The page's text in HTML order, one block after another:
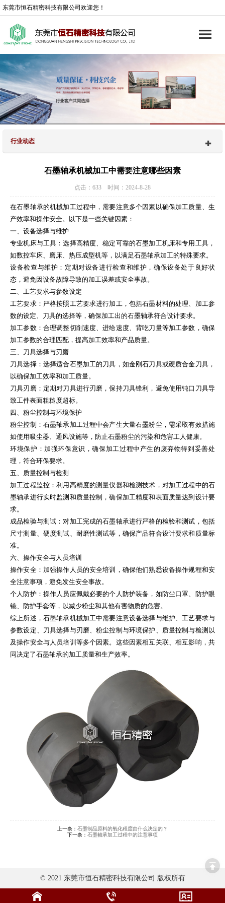
东莞市恒石精密科技有限公司欢迎您！
行业动态
石墨轴承机械加工中需要注意哪些因素
点击：633 时间：2024-8-28
在石墨轴承的机械加工过程中，需要注意多个因素以确保加工质量、生
产效率和操作安全。以下是一些关键因素：
一、设备选择与维护
专业机床与工具：选择高精度、稳定可靠的石墨加工机床和专用工具，
如数控车床、磨床、热压成型机等，以满足石墨轴承加工的特殊要求。
设备检查与维护：定期对设备进行检查和维护，确保设备处于良好状
态，避免因设备故障导致的加工误差或安全事故。
二、工艺要求与参数设定
工艺要求：严格按照工艺要求进行加工，包括石墨材料的处理、加工参
数的设定、刀具的选择等，确保加工出的石墨轴承符合设计要求。
加工参数：合理调整切削速度、进给速度、背吃刀量等加工参数，确保
加工参数的合理匹配，提高加工效率和产品质量。
三、刀具选择与刃磨
刀具选择：选择适合石墨加工的刀具，如金刚石刀具或硬质合金刀具，
以确保加工效率和加工质量。
刀具刃磨：定期对刀具进行刃磨，保持刀具锋利，避免使用钝口刀具导
致工件表面粗糙度超标。
四、粉尘控制与环境保护
粉尘控制：石墨轴承加工过程中会产生大量石墨粉尘，需采取有效措施
如使用吸尘器、通风设施等，防止石墨粉尘的污染和危害工人健康。
环境保护：加强环保意识，确保加工过程中产生的废弃物得到妥善处
理，符合环保要求。
五、质量控制与检测
加工过程监控：利用高精度的测量仪器和检测技术，对加工过程中的石
墨轴承进行实时监测和质量控制，确保加工精度和表面质量达到设计要
求。
成品检验与测试：对加工完成的石墨轴承进行严格的检验和测试，包括
尺寸测量、硬度测试、耐磨性测试等，确保产品符合设计要求和质量标
准。
六、操作安全与人员培训
操作安全：加强操作人员的安全培训，确保他们熟悉设备操作规程和安
全注意事项，避免发生安全事故。
个人防护：操作人员应佩戴必要的个人防护装备，如防尘口罩、防护眼
镜、防护手套等，以减少粉尘和其他有害物质的危害。
综上所述，石墨轴承机械加工中需要注意设备选择与维护、工艺要求与
参数设定、刀具选择与刃磨、粉尘控制与环境保护、质量控制与检测以
及操作安全与人员培训等多个因素。这些因素相互关联、相互影响，共
同决定了石墨轴承的加工质量和生产效率。
上一条： 石墨制品原料的氧化程度由什么决定的？
下一条： 石墨轴承加工过程中的注意事项
© 2021 东莞市恒石精密科技有限公司 版权所有